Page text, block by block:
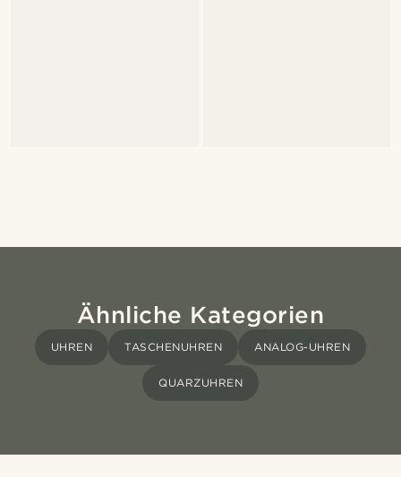
Ähnliche Kategorien
UHREN TASCHENUHREN ANALOG-UHREN
QUARZUHREN